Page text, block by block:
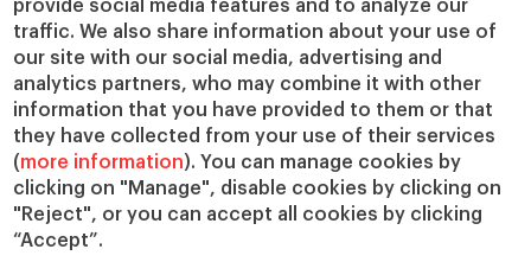
provide social media features and to analyze our
traffic. We also share information about your use of
our site with our social media, advertising and
analytics partners, who may combine it with other
information that you have provided to them or that
they have collected from your use of their services
(more information). You can manage cookies by
clicking on "Manage", disable cookies by clicking on
"Reject", or you can accept all cookies by clicking
“Accept”.
IESE Publishing
Servicios
Biblioteca
Canal de Compliance
Capellanía
IESE Shop
Jobs @IESE
Préstamos y becas